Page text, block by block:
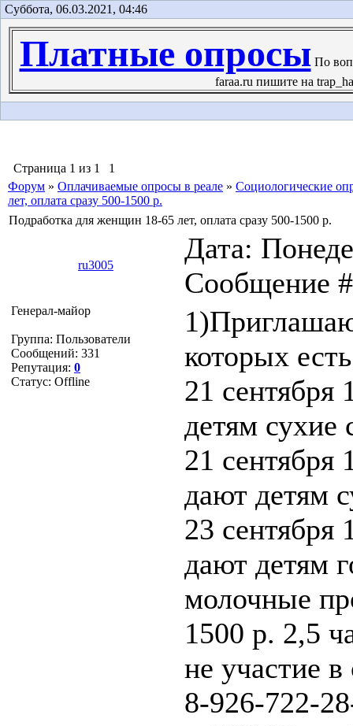
Суббота, 06.03.2021, 04:46
Платные опросыПо
faraa.ru пишите на
Страница 1 из 1
1
Форум » Оплачиваемые опросы в реале » Социологические
лет, оплата сразу 500-1500 р.
Подработка для женщин 18-65 лет, оплата сразу 500-1500 р.
ru3005
Дата:
Сообщение
Генерал-майор
Группа: Пользователи
Сообщений: 331
Репутация: 0
Статус: Offline
которых
21
детям сухие
21
дают детям
23
дают детям
молочные
1500 р. 2,5
не участие
8-926-722-